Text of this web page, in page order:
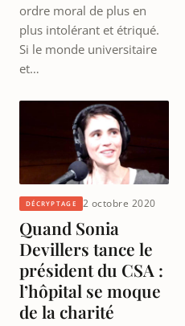
ordre moral de plus en
plus intolérant et étriqué.
Si le monde universitaire
et…
DÉCRYPTAGE 2 octobre 2020
Quand Sonia
Devillers tance le
président du CSA :
l’hôpital se moque
de la charité